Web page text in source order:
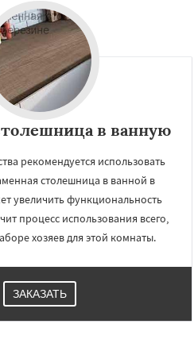
в ванную
рекомендуется использовать
столешница в ванной в
увеличить функциональность
процесс использования всего,
хозяев для этой комнаты.
ЗАКАЗАТЬ